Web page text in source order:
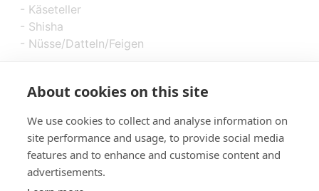
- Käseteller
- Shisha
- Nüsse/Datteln/Feigen
About cookies on this site
We use cookies to collect and analyse information on
site performance and usage, to provide social media
features and to enhance and customise content and
advertisements.